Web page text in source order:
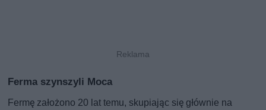
Ferma szynszyli Moca
Fermę założono 20 lat temu, skupiając się głównie na